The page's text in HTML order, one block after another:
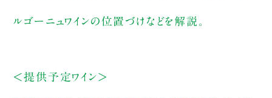
ルゴーニュワインの位置づけなどを解説。
＜提供予定ワイン＞